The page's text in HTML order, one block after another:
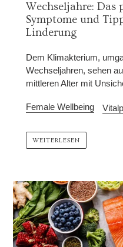
Wechseljahre: Das
Symptome und
Linderung
Dem Klimakterium,
Wechseljahren, sehen
mittleren Alter mit
Female Wellbeing
WEITERLESEN